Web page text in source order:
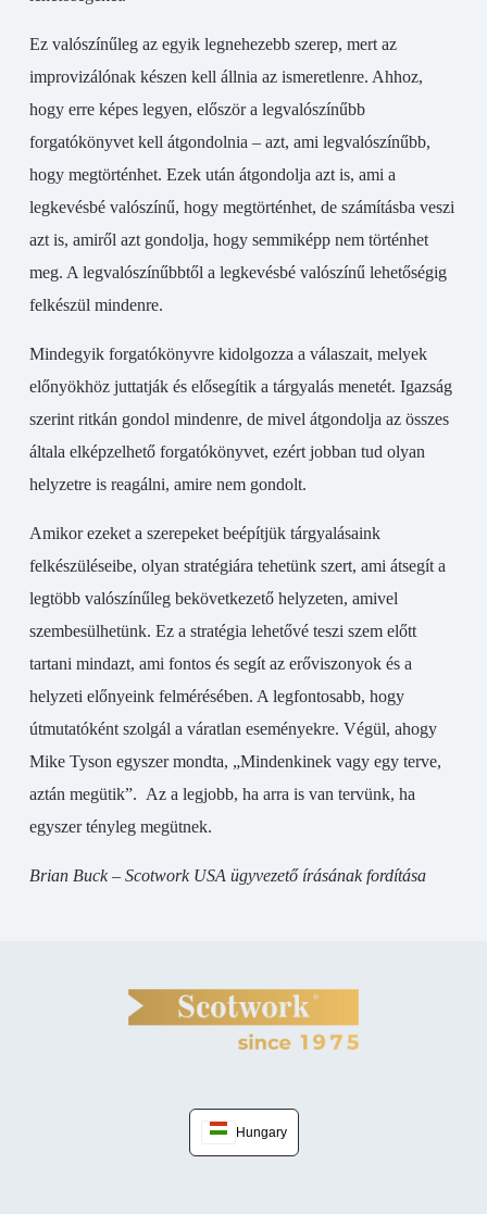
Ez valószínűleg az egyik legnehezebb szerep, mert az
improvizálónak készen kell állnia az ismeretlenre. Ahhoz,
hogy erre képes legyen, először a legvalószínűbb
forgatókönyvet kell átgondolnia – azt, ami legvalószínűbb,
hogy megtörténhet. Ezek után átgondolja azt is, ami a
legkevésbé valószínű, hogy megtörténhet, de számításba veszi
azt is, amiről azt gondolja, hogy semmiképp nem történhet
meg. A legvalószínűbbtől a legkevésbé valószínű lehetőségig
felkészül mindenre.
Mindegyik forgatókönyvre kidolgozza a válaszait, melyek
előnyökhöz juttatják és elősegítik a tárgyalás menetét. Igazság
szerint ritkán gondol mindenre, de mivel átgondolja az összes
általa elképzelhető forgatókönyvet, ezért jobban tud olyan
helyzetre is reagálni, amire nem gondolt.
Amikor ezeket a szerepeket beépítjük tárgyalásaink
felkészüléseibe, olyan stratégiára tehetünk szert, ami átsegít a
legtöbb valószínűleg bekövetkezető helyzeten, amivel
szembesülhetünk. Ez a stratégia lehetővé teszi szem előtt
tartani mindazt, ami fontos és segít az erőviszonyok és a
helyzeti előnyeink felmérésében. A legfontosabb, hogy
útmutatóként szolgál a váratlan eseményekre. Végül, ahogy
Mike Tyson egyszer mondta, „Mindenkinek vagy egy terve,
aztán megütik”. Az a legjobb, ha arra is van tervünk, ha
egyszer tényleg megütnek.
Brian Buck – Scotwork USA ügyvezető írásának fordítása
Hungary